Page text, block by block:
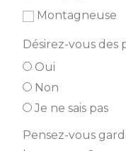
Montagneuse
Désirez-vous des
Oui
Non
Je ne sais pas
Pensez-vous